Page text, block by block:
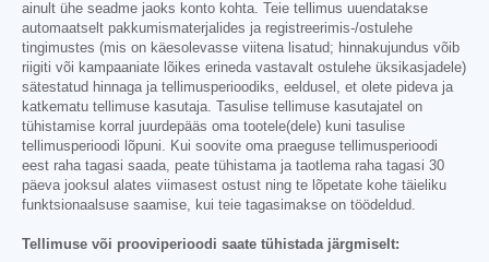
ainult ühe seadme jaoks konto kohta. Teie tellimus uuendatakse
automaatselt pakkumismaterjalides ja registreerimis-/ostulehe
tingimustes (mis on käesolevasse viitena lisatud; hinnakujundus võib
riigiti või kampaaniate lõikes erineda vastavalt ostulehe üksikasjadele)
sätestatud hinnaga ja tellimusperioodiks, eeldusel, et olete pideva ja
katkematu tellimuse kasutaja. Tasulise tellimuse kasutajatel on
tühistamise korral juurdepääs oma tootele(dele) kuni tasulise
tellimusperioodi lõpuni. Kui soovite oma praeguse tellimusperioodi
eest raha tagasi saada, peate tühistama ja taotlema raha tagasi 30
päeva jooksul alates viimasest ostust ning te lõpetate kohe täieliku
funktsionaalsuse saamise, kui teie tagasimakse on töödeldud.
Tellimuse või prooviperioodi saate tühistada järgmiselt: